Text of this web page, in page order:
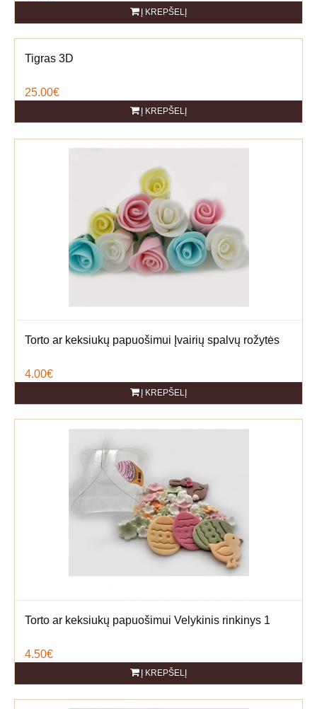
Į KREPŠELĮ
Tigras 3D
25.00€
Į KREPŠELĮ
Torto ar keksiukų papuošimui Įvairių spalvų rožytės
4.00€
Į KREPŠELĮ
Torto ar keksiukų papuošimui Velykinis rinkinys 1
4.50€
Į KREPŠELĮ